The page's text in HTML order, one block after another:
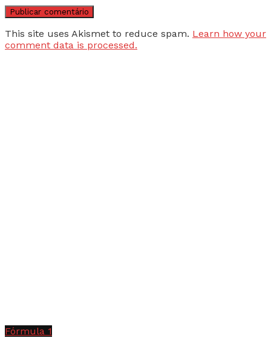
This site uses Akismet to reduce spam. Learn how your
comment data is processed.
Fórmula 1